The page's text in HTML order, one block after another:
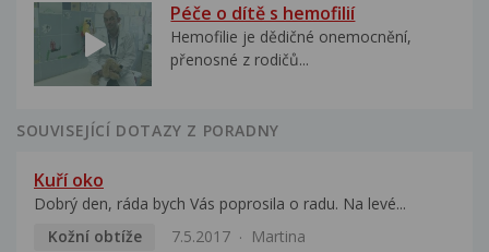
Péče o dítě s hemofilií
Hemofilie je dědičné onemocnění,
přenosné z rodičů...
SOUVISEJÍCÍ DOTAZY Z PORADNY
Kuří oko
Dobrý den, ráda bych Vás poprosila o radu. Na levé...
Kožní obtíže
7.5.2017 Martina